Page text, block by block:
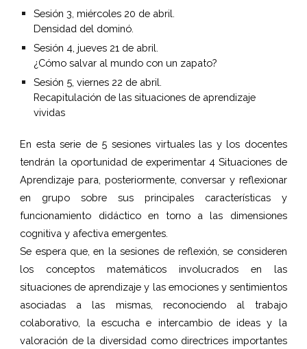
Sesión 3, miércoles 20 de abril.
Densidad del dominó.
Sesión 4, jueves 21 de abril.
¿Cómo salvar al mundo con un zapato?
Sesión 5, viernes 22 de abril.
Recapitulación de las situaciones de aprendizaje
vividas
En esta serie de 5 sesiones virtuales las y los docentes
tendrán la oportunidad de experimentar 4 Situaciones de
Aprendizaje para, posteriormente, conversar y reflexionar
en grupo sobre sus principales características y
funcionamiento didáctico en torno a las dimensiones
cognitiva y afectiva emergentes.
Se espera que, en la sesiones de reflexión, se consideren
los conceptos matemáticos involucrados en las
situaciones de aprendizaje y las emociones y sentimientos
asociadas a las mismas, reconociendo al trabajo
colaborativo, la escucha e intercambio de ideas y la
valoración de la diversidad como directrices importantes